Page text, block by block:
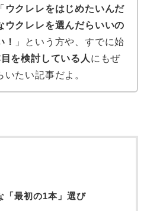
ウクレレをはじめたいんだ
ウクレレを選んだらいいの
！
」という方や、すでに始
を検討している人 にもぜ
いたい記事だよ。
「最初の1本」選び